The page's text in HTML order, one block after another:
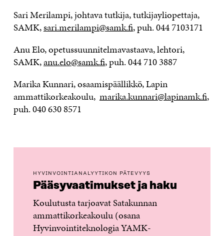
Sari Merilampi, johtava tutkija, tutkijayliopettaja,
SAMK,sari.merilampi@samk.fi, puh. 044 7103171
Anu Elo, opetussuunnitelmavastaava, lehtori,
SAMK,anu.elo@samk.fi, puh. 044 710 3887
Marika Kunnari, osaamispäällikkö, Lapin
ammattikorkeakoulu, marika.kunnari@lapinamk.fi,
puh. 040 630 8571
HYVINVOINTIANALYYTIKON PÄTEVYYS
Pääsyvaatimukset ja haku
Koulutusta tarjoavat Satakunnan
ammattikorkeakoulu (osana
Hyvinvointiteknologia YAMK-